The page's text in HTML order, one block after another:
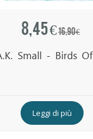
8,45 €16,90 €
Small - Birds
Leggi di più